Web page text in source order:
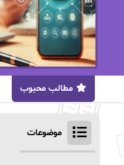
مطالب محبوب
موضوعات